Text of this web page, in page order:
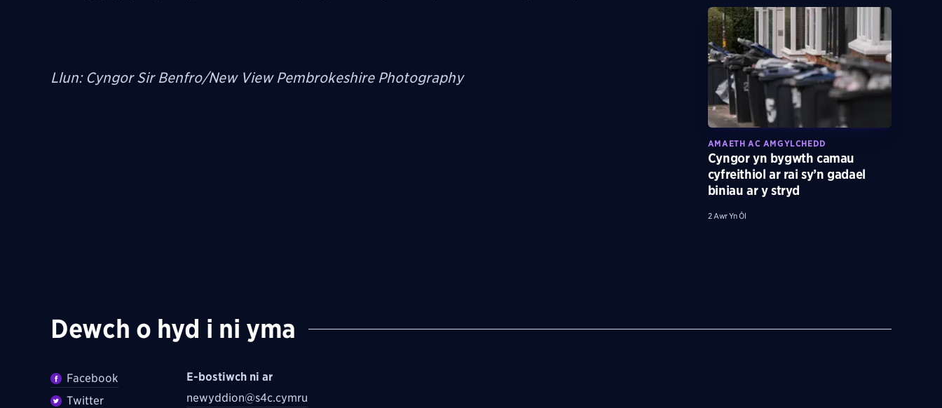
Llun: Cyngor Sir Benfro/New View Pembrokeshire Photography
AMAETH AC AMGYLCHEDD
Cyngor yn bygwth camau
cyfreithiol ar rai sy’n gadael
biniau ar y stryd
2 Awr Yn Ôl
Dewch o hyd i ni yma
Facebook
Twitter
E-bostiwch ni ar
newyddion@s4c.cymru